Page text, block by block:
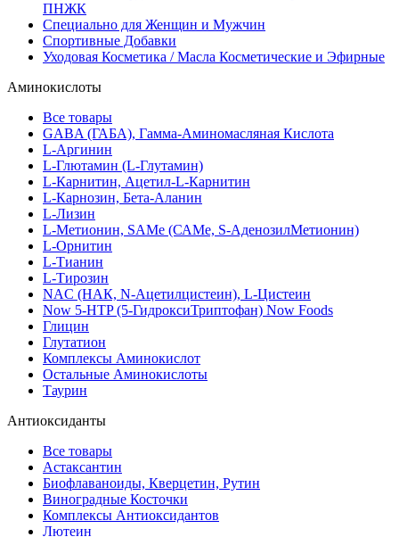
ПНЖК
Специально для Женщин и Мужчин
Спортивные Добавки
Уходовая Косметика / Масла Косметические и Эфирные
Аминокислоты
Все товары
GABA (ГАБА), Гамма-Аминомасляная Кислота
L-Аргинин
L-Глютамин (L-Глутамин)
L-Карнитин, Ацетил-L-Карнитин
L-Карнозин, Бета-Аланин
L-Лизин
L-Метионин, SAMe (САМе, S-АденозилМетионин)
L-Орнитин
L-Тианин
L-Тирозин
NAC (НАК, N-Ацетилцистеин), L-Цистеин
Now 5-HTP (5-ГидроксиТриптофан) Now Foods
Глицин
Глутатион
Комплексы Аминокислот
Остальные Аминокислоты
Таурин
Антиоксиданты
Все товары
Астаксантин
Биофлаваноиды, Кверцетин, Рутин
Виноградные Косточки
Комплексы Антиоксидантов
Лютеин